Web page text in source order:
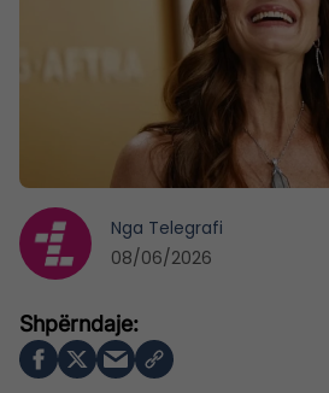
Nga Telegrafi
08/06/2026